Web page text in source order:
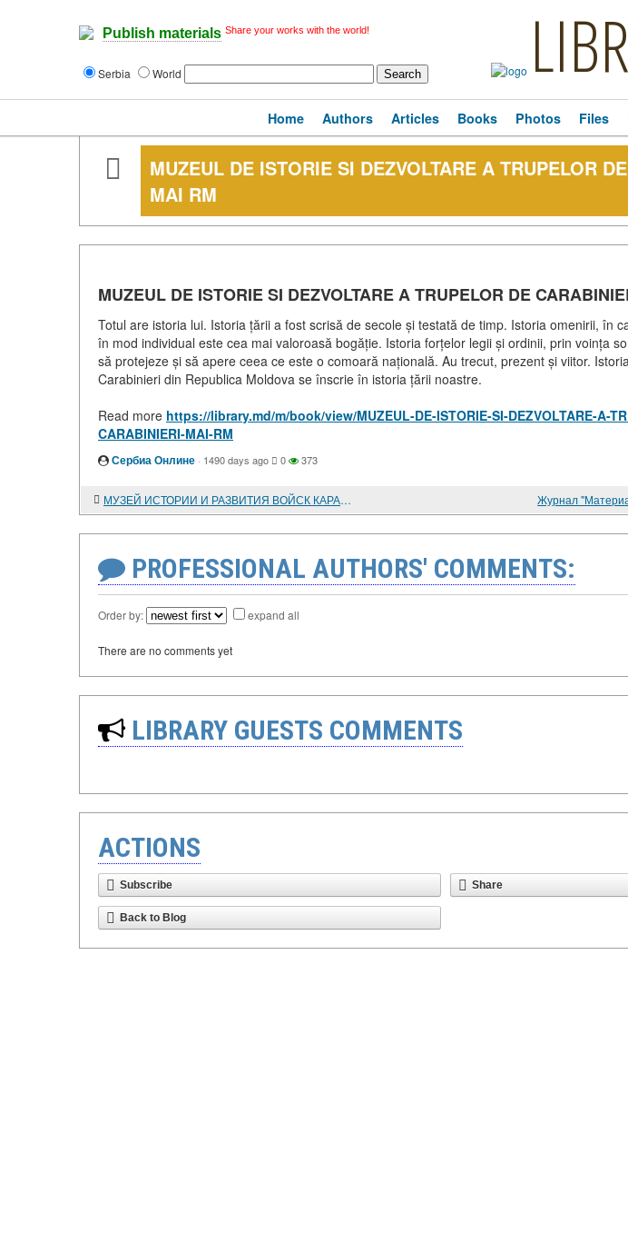
Publish materials Share your works with the world!
Serbia World
Home Authors Articles Books Photos Files
MUZEUL DE ISTORIE SI DEZVOLTARE A TRUPELOR
MAI RM
MUZEUL DE ISTORIE SI DEZVOLTARE A TRUPELOR DE
Totul are istoria lui. Istoria țării a fost scrisă de secole și testată de timp. Istoria omenirii, în
în mod individual este cea mai valoroasă bogăție. Istoria forțelor legii și ordinii, prin voința
să protejeze și să apere ceea ce este o comoară națională. Au trecut, prezent și viitor.
Carabinieri din Republica Moldova se înscrie în istoria țării noastre.
Read more https://library.md/m/book/view/MUZEUL-DE-ISTORIE-SI-DEZVOLTARE-A-
CARABINIERI-MAI-RM
Сербиа Онлине · 1490 days ago 0 373
МУЗЕЙ ИСТОРИИ И РАЗВИТИЯ ВОЙСК КАРАБИНЕРОВ РЕСПУБЛИКИ МОЛДОВА
PROFESSIONAL AUTHORS' COMMENTS:
Order by: expand all
There are no comments yet
LIBRARY GUESTS COMMENTS
ACTIONS
Subscribe Share
Back to Blog